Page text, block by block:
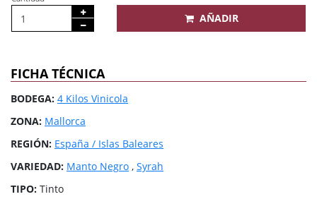
AÑADIR
FICHA TÉCNICA
BODEGA: 4 Kilos Vinicola
ZONA: Mallorca
REGIÓN: España / Islas Baleares
VARIEDAD: Manto Negro , Syrah
TIPO: Tinto